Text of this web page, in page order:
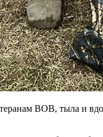
ВОВ, тыла и